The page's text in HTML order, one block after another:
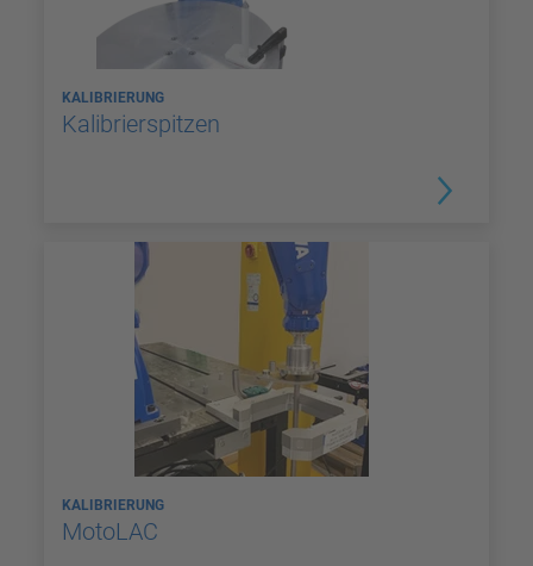
KALIBRIERUNG
Kalibrierspitzen
KALIBRIERUNG
MotoLAC